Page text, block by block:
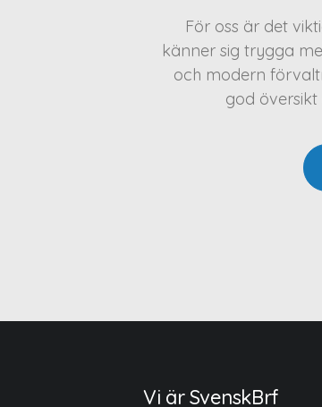
För oss är det
känner sig trygga
och modern
god
Vi är SvenskBrf